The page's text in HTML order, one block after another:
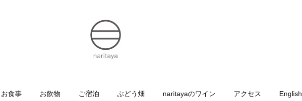
お食事 お飲物 ご宿泊 ぶどう畑 naritayaのワイン アクセス English